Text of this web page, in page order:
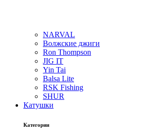
NARVAL
Волжские джиги
Ron Thompson
JIG IT
Yin Tai
Balsa Lite
RSK Fishing
SHUR
Катушки
Категории